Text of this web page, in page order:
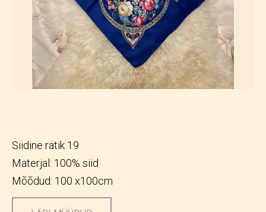
Siidine rätik 19
Materjal: 100% siid
Mõõdud: 100 x100cm